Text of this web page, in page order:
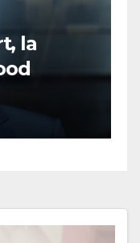
sobre el